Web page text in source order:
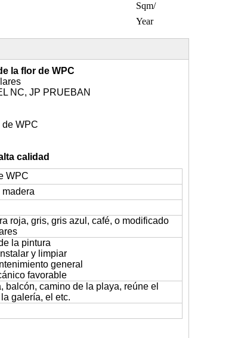
Sqm/
Year
la flor de WPC
NC, JP PRUEBAN
WPC
calidad
WPC
roja, gris, gris azul, café, o modificado
la pintura
y limpiar
general
favorable
balcón, camino de la playa, reúne el
galería, el etc.